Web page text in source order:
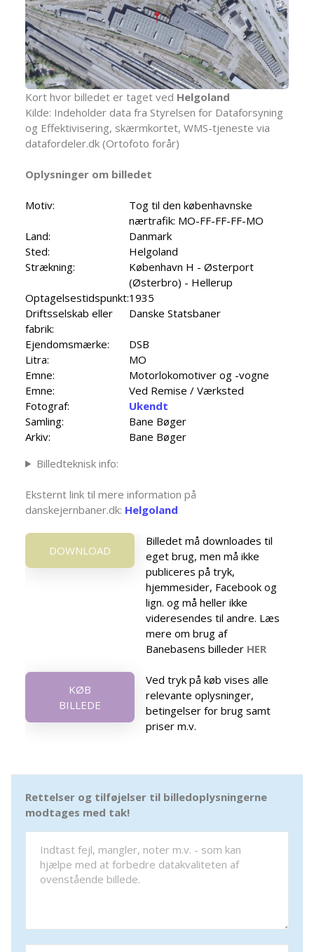
Kort hvor billedet er taget ved Helgoland
Kilde: Indeholder data fra Styrelsen for Dataforsyning
og Effektivisering, skærmkortet, WMS-tjeneste via
datafordeler.dk (Ortofoto forår)
Oplysninger om billedet
Motiv:
Tog til den københavnske
nærtrafik: MO-FF-FF-FF-MO
Land:
Danmark
Sted:
Helgoland
Strækning:
København H - Østerport
(Østerbro) - Hellerup
Optagelsestidspunkt:1935
Driftsselskab eller
fabrik:
Danske Statsbaner
Ejendomsmærke:
DSB
Litra:
MO
Emne:
Motorlokomotiver og -vogne
Emne:
Ved Remise / Værksted
Fotograf:
Ukendt
Samling:
Bane Bøger
Arkiv:
Bane Bøger
Billedteknisk info:
Eksternt link til mere information på
danskejernbaner.dk: Helgoland
DOWNLOAD
Billedet må downloades til
eget brug, men må ikke
publiceres på tryk,
hjemmesider, Facebook og
lign. og må heller ikke
videresendes til andre. Læs
mere om brug af
Banebasens billeder HER
KØB
BILLEDE
Ved tryk på køb vises alle
relevante oplysninger,
betingelser for brug samt
priser m.v.
Rettelser og tilføjelser til billedoplysningerne
modtages med tak!